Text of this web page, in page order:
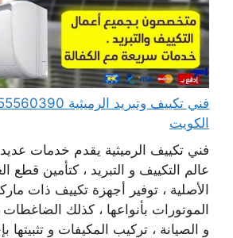
الكويت
فني تكييف الرميثية يقدم خدمات
عالم التكييف و التبريد ، كتأمين قطع
الأصلية ، توفير أجهزة تكييف ذات
الموتورات بأنواعها ، كذلك
و الصيانة ، تركيب المكيفات و تثبيتها